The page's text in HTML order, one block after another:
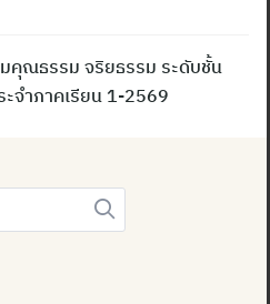
คุณธรรม จริยธรรม ระดับชั้น
จำภาคเรียน 1-2569